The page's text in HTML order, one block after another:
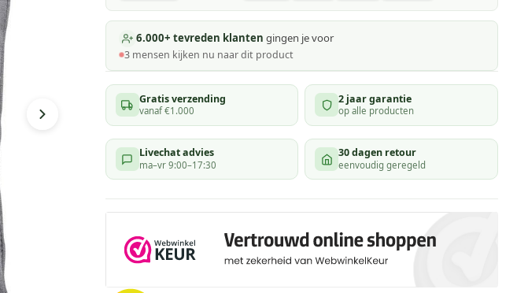
6.000+ tevreden klanten gingen je voor
3 mensen kijken nu naar dit product
Gratis verzending
vanaf €1.000
2 jaar garantie
op alle producten
Livechat advies
ma–vr 9:00–17:30
30 dagen retour
eenvoudig geregeld